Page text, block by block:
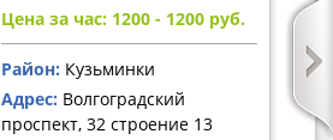
Цена за час: 1200 - 1200 руб.
Район: Кузьминки
Адрес: Волгоградский
проспект, 32 строение 13